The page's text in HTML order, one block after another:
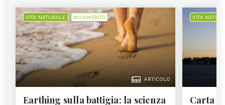
VITA NATURALE MOVIMENTO
ARTICOLO
Earthing sulla battigia: la scienza
VITA
Carta